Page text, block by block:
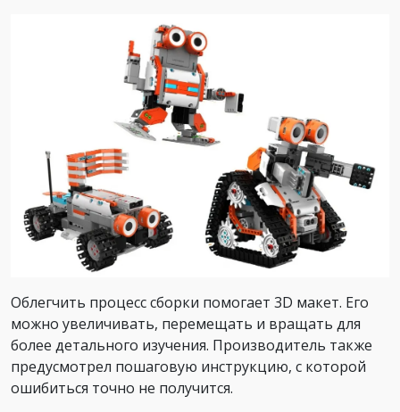
Облегчить процесс сборки помогает 3D макет. Его
можно увеличивать, перемещать и вращать для
более детального изучения. Производитель также
предусмотрел пошаговую инструкцию, с которой
ошибиться точно не получится.